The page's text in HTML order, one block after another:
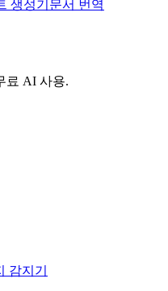
생성기 문서 번역
료 AI 사용.
감지기